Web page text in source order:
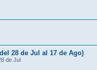
28 de Jul al 17 de Ago)
de Jul